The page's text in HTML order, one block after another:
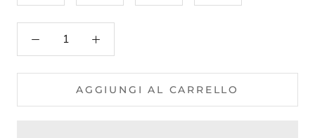
AGGIUNGI AL CARRELLO